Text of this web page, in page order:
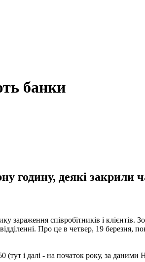
банки
годину, деякі закрили
зараження співробітників і
Про це в четвер, 19 березня,
(тут і далі - на початок року, за